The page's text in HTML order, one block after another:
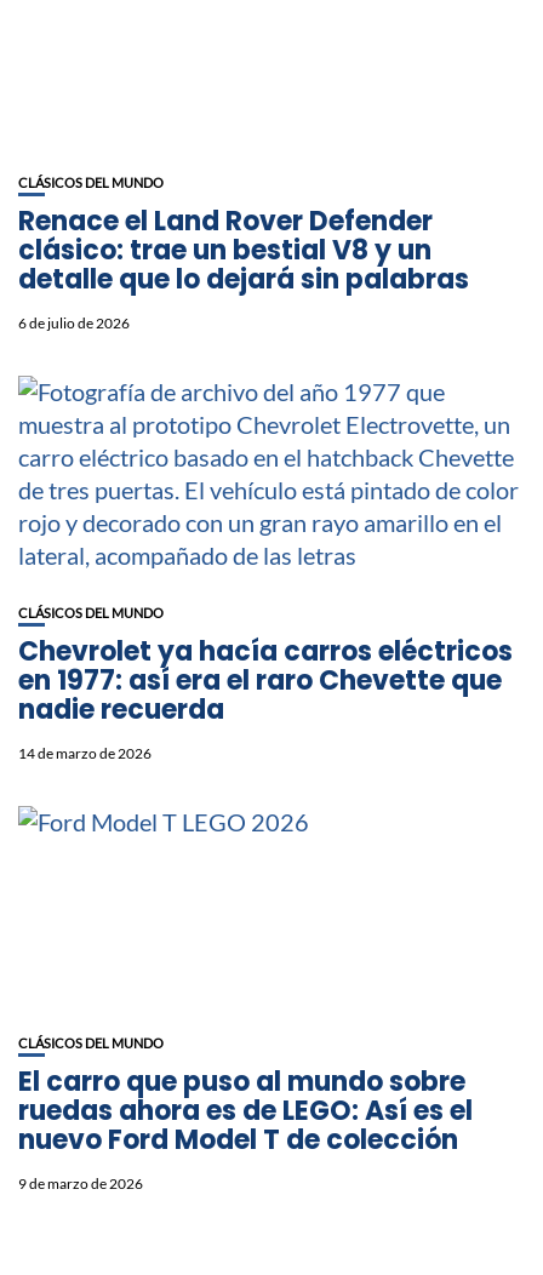
CLÁSICOS DEL MUNDO
Renace el Land Rover Defender
clásico: trae un bestial V8 y un
detalle que lo dejará sin palabras
6 de julio de 2026
CLÁSICOS DEL MUNDO
Chevrolet ya hacía carros eléctricos
en 1977: así era el raro Chevette que
nadie recuerda
14 de marzo de 2026
CLÁSICOS DEL MUNDO
El carro que puso al mundo sobre
ruedas ahora es de LEGO: Así es el
nuevo Ford Model T de colección
9 de marzo de 2026